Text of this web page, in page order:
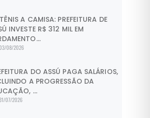
A CAMISA: PREFEITURA DE
INVESTE R$ 312 MIL EM
08/2026
DO ASSÚ PAGA SALÁRIOS,
A PROGRESSÃO DA
...
07/2026